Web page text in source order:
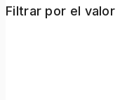
Filtrar por el valor